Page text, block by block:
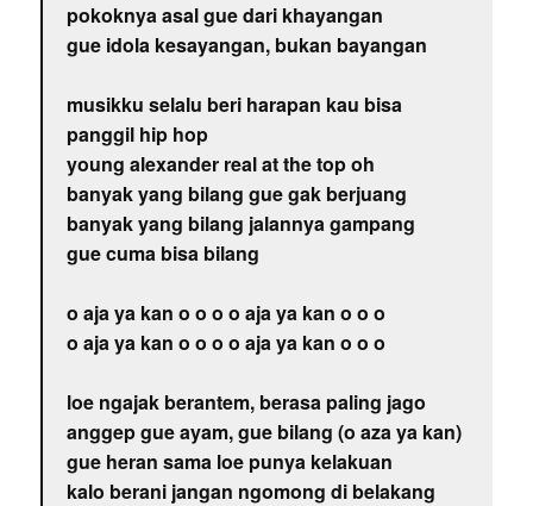
pokoknya asal gue dari khayangan
gue idola kesayangan, bukan bayangan
musikku selalu beri harapan kau bisa
panggil hip hop
young alexander real at the top oh
banyak yang bilang gue gak berjuang
banyak yang bilang jalannya gampang
gue cuma bisa bilang
o aja ya kan o o o o aja ya kan o o o
o aja ya kan o o o o aja ya kan o o o
loe ngajak berantem, berasa paling jago
anggep gue ayam, gue bilang (o aza ya kan)
gue heran sama loe punya kelakuan
kalo berani jangan ngomong di belakang